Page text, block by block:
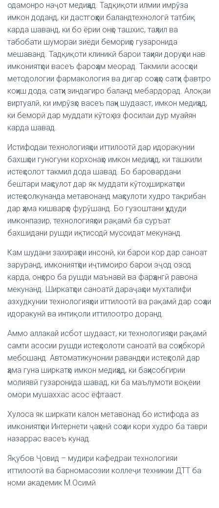
одамонро наҷот медиҳад. Тадқиқоти илмии имрӯза
имкон доданд, ки дастгоҳҳои баландтехнологӣ татбиқ
карда шаванд, ки бо ёрии онҳо ташхис, таҳлил ва
табобати шумораи зиёди бемориҳо гузаронида
мешаванд. Тадқиқоти клиникӣ барои таҳияи доруҳои нав
имкониятҳои васеъ фароҳам меорад. Такмили асосҳои
методологии фармакология ва дигар соҳаҳо сатҳи фавтро
коҳиш дода, сатҳи зиндагиро баланд мебардорад. Алоқаи
виртуалӣ, ки имрӯзҳо васеъ паҳн шудааст, имкон медиҳад,
ки беморӣ дар муддати кӯтоҳ аз фосилаи дур муайян
карда шавад.
Истифодаи технологияҳои иттилоотӣ дар идоракунии
бахшҳои гуногуни корхонаҳо имкон медиҳад, ки ташкили
истеҳсолот такмил дода шавад. Бо баровардани
бештари маҳсулот дар як муддати кӯтоҳ, ширкатҳои
истеҳсолкунанда метавонанд маҳсулоти худро тақрибан
дар ҳама кишварҳо фурӯшанд. Бо гузоштани ҳудуди
имконпазир, технологияҳои рақамӣ ба суръат
бахшидани рушди иқтисодӣ мусоидат мекунанд.
Кам шудани захираҳои инсонӣ, ки барои кор дар саноат
заруранд, имкониятҳои иҷтимоиро барои эҷод озод
карда, онҳоро ба рушди маънавӣ ва фарҳангӣ равона
мекунанд. Ширкатҳои саноатӣ дараҷаҳои мухталифи
азхудкунии технологияҳои иттилоотӣ ва рақамӣ дар соҳаи
идоракунӣ ва интиқоли иттилоотро доранд.
Аммо аллакай исбот шудааст, ки технологияҳои рақамӣ
самти асосии рушди истеҳсолоти саноатӣ ва соҳибкорӣ
мебошанд. Автоматикунонии равандҳои истеҳсолӣ дар
ҳама гуна ширкатҳо имкон медиҳад, ки баҳисобгирии
молиявӣ гузаронида шавад, ки ба маълумоти воқеии
омори мушаххас асос ёфтааст.
Хулоса як ширкати калон метавонад бо истифода аз
имкониятҳои Интернети ҷаҳонӣ соҳаи кори худро ба таври
назаррас васеъ кунад.
Яқубов Ҷовид – мудири кафедраи технологияи
иттилоотӣ ва барномасозии коллеҷи техникии ДТТ ба
номи академик М.Осимӣ